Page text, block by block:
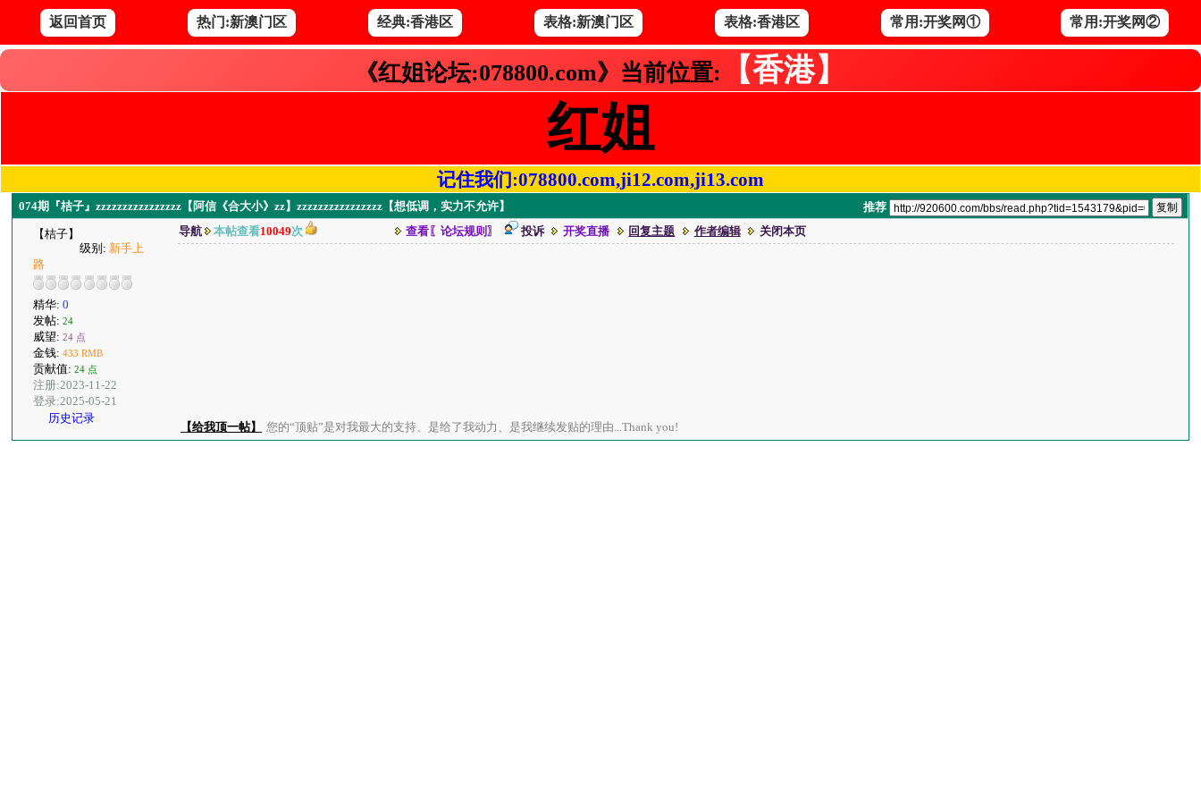
返回首页 热门:新澳门区 经典:香港区 表格:新澳门区 表格:香港区 常用:开奖网① 常用:开奖网②
《红姐论坛:078800.com》当前位置: 【香港】
红姐
记住我们:078800.com,ji12.com,ji13.com
074期『桔子』zzzzzzzzzzzzzzzz【阿信《合大小》zz】zzzzzzzzzzzzzzzz【想低调，实力不允许】 推荐
【桔子】
级别: 新手上
路
精华:0
发帖:24
威望:24 点
金钱:433 RMB
贡献值:24 点
注册:2023-11-22
登录:2025-05-21
历史记录
导航 本帖查看10049次 查看〖论坛规则〗 投诉 开奖直播 回复主题 作者编辑 关闭本页
【给我顶一帖】 您的“顶贴”是对我最大的支持、是给了我动力、是我继续发贴的理由...Thank you!